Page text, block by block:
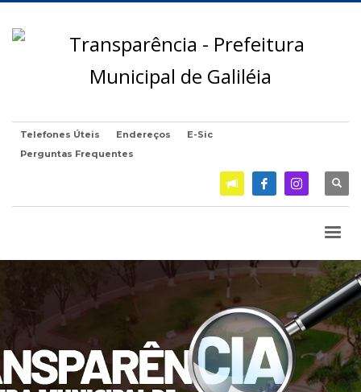
Telefones Úteis Endereços
E-Sic
Perguntas Frequentes